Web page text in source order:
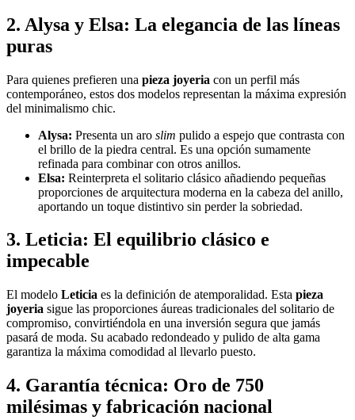
2. Alysa y Elsa: La elegancia de las líneas
puras
Para quienes prefieren una pieza joyeria con un perfil más
contemporáneo, estos dos modelos representan la máxima expresión
del minimalismo chic.
Alysa: Presenta un aro slim pulido a espejo que contrasta con
el brillo de la piedra central. Es una opción sumamente
refinada para combinar con otros anillos.
Elsa: Reinterpreta el solitario clásico añadiendo pequeñas
proporciones de arquitectura moderna en la cabeza del anillo,
aportando un toque distintivo sin perder la sobriedad.
3. Leticia: El equilibrio clásico e
impecable
El modelo Leticia es la definición de atemporalidad. Esta pieza
joyeria sigue las proporciones áureas tradicionales del solitario de
compromiso, convirtiéndola en una inversión segura que jamás
pasará de moda. Su acabado redondeado y pulido de alta gama
garantiza la máxima comodidad al llevarlo puesto.
4. Garantía técnica: Oro de 750
milésimas y fabricación nacional